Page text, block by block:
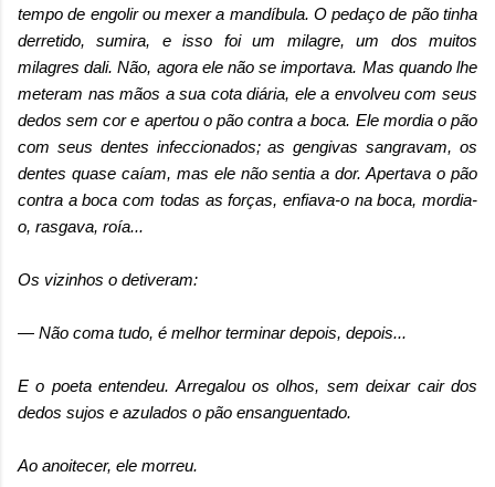
tempo de engolir ou mexer a mandíbula. O pedaço de pão tinha
derretido, sumira, e isso foi um milagre, um dos muitos
milagres dali. Não, agora ele não se importava. Mas quando lhe
meteram nas mãos a sua cota diária, ele a envolveu com seus
dedos sem cor e apertou o pão contra a boca. Ele mordia o pão
com seus dentes infeccionados; as gengivas sangravam, os
dentes quase caíam, mas ele não sentia a dor. Apertava o pão
contra a boca com todas as forças, enfiava-o na boca, mordia-
o, rasgava, roía...
Os vizinhos o detiveram:
— Não coma tudo, é melhor terminar depois, depois...
E o poeta entendeu. Arregalou os olhos, sem deixar cair dos
dedos sujos e azulados o pão ensanguentado.
Ao anoitecer, ele morreu.